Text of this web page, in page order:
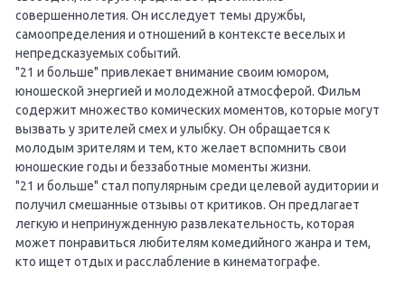
совершеннолетия. Он исследует темы дружбы,
самоопределения и отношений в контексте веселых и
непредсказуемых событий.
"21 и больше" привлекает внимание своим юмором,
юношеской энергией и молодежной атмосферой. Фильм
содержит множество комических моментов, которые могут
вызвать у зрителей смех и улыбку. Он обращается к
молодым зрителям и тем, кто желает вспомнить свои
юношеские годы и беззаботные моменты жизни.
"21 и больше" стал популярным среди целевой аудитории и
получил смешанные отзывы от критиков. Он предлагает
легкую и непринужденную развлекательность, которая
может понравиться любителям комедийного жанра и тем,
кто ищет отдых и расслабление в кинематографе.